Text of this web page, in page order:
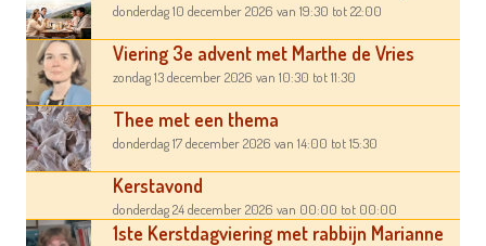
donderdag 10 december 2026 van 19:30 tot 22:00
Viering 3e advent met Marthe de Vries
zondag 13 december 2026 van 10:30 tot 11:30
Thee met een thema
donderdag 17 december 2026 van 14:00 tot 15:30
Kerstavond
donderdag 24 december 2026 van 00:00 tot 00:00
1ste Kerstdagviering met rabbijn Marianne